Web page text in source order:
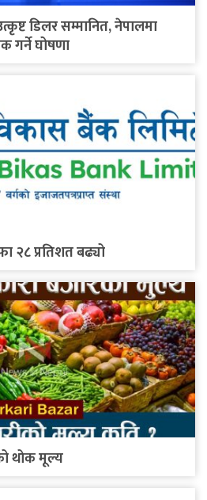
डिलर सम्मानित, नेपालमा
गर्ने घोषणा
२८ प्रतिशत बढ्यो
थोक मूल्य